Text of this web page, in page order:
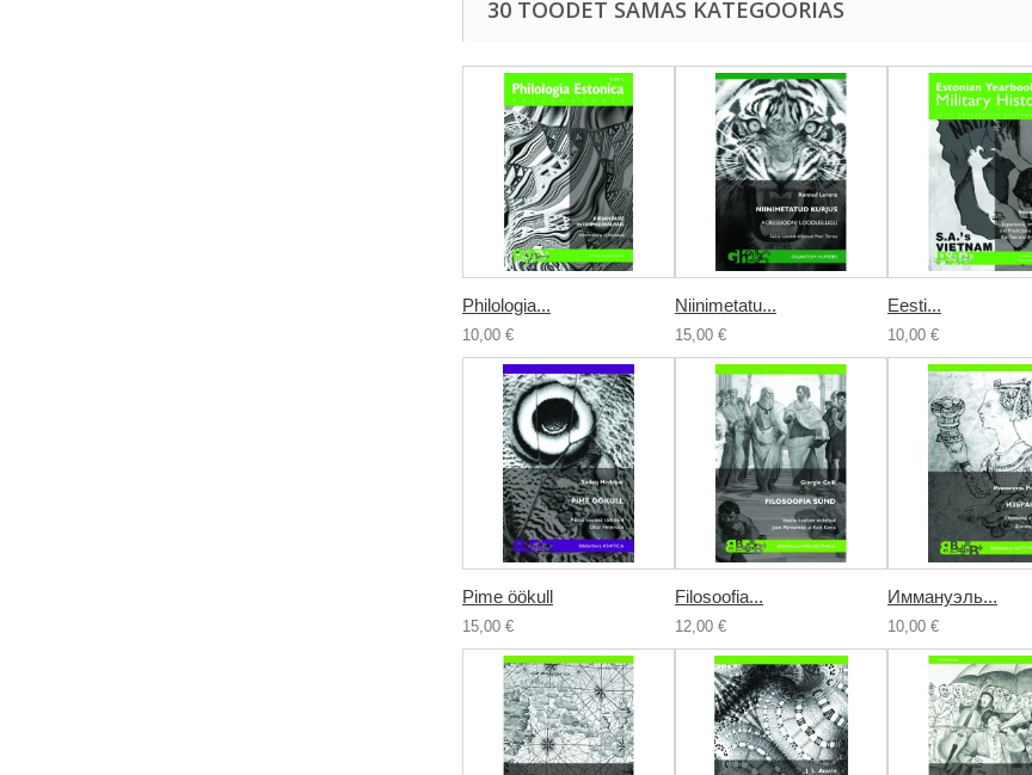
30 TOODET SAMAS KATEGOORIAS
Philologia...
10,00 €
Niinimetatu...
15,00 €
Eesti...
10,00 €
Pime öökull
15,00 €
Filosoofia...
12,00 €
Иммануэль...
10,00 €